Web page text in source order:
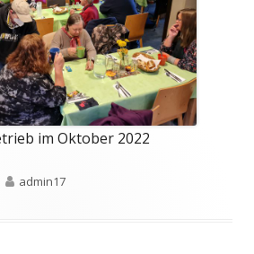
im Oktober 2022
Autor
admin17